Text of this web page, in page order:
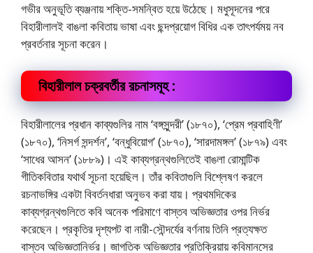
গভীর অনুভূতি ব্যঞ্জনায় শক্তি-সমন্বিত হয়ে উঠেছে। মধুসূদনের পরে
বিহারীলালই বাঙলা কবিতায় ভাষা এবং ছন্দপ্রয়ােগ বিধির এক তাৎপর্যময় নব
প্রবর্তনার সূচনা করেন।
বিহারীলাল চক্রবর্তীর রচনাসমূহ :
বিহারীলালের প্রধান কাব্যগুলির নাম ‘বঙ্গসুন্দরী’ (১৮৭০), ‘প্রেম প্রবাহিণী’
(১৮৭০), ‘নিসর্গ সন্দর্শন’, ‘বন্ধুবিয়ােগ’ (১৮৭০), ‘সারদামঙ্গল’ (১৮৭৯) এবং
‘সাধের আসন’ (১৮৮৯)। এই কাব্যগ্রন্থগুলিতেই বাঙলা রােমান্টিক
গীতিকবিতার যথার্থ সূচনা হয়েছিল। তাঁর কবিতাগুলি বিশ্লেষণ করলে
রচনাভঙ্গির একটা বিবর্তনধারা অনুভব করা যায়। প্রথমদিকের
কাব্যগ্রন্থগুলিতে কবি অনেক পরিমাণে বাস্তব অভিজ্ঞতার ওপর নির্ভর
করেছেন। প্রকৃতির দৃশ্যপট বা নারী-সৌন্দর্যের বর্ণনায় তিনি প্রত্যক্ষত
বাস্তব অভিজ্ঞতানির্ভর। জাগতিক অভিজ্ঞতার প্রতিক্রিয়ায় কবিমানসের